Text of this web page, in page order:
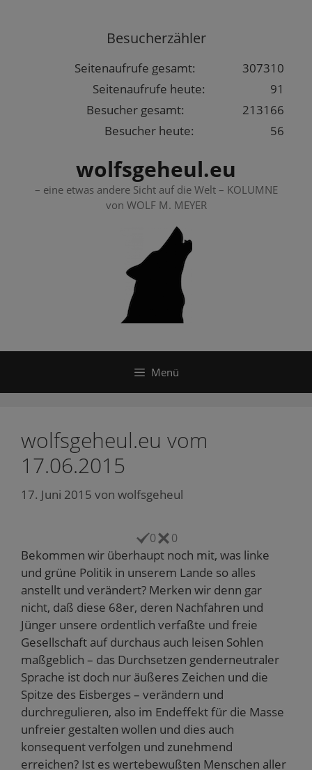
Besucherzähler
307310
Seitenaufrufe gesamt:
91
Seitenaufrufe heute:
213166
Besucher gesamt:
56
Besucher heute:
wolfsgeheul.eu
– eine etwas andere Sicht auf die Welt – KOLUMNE
von WOLF M. MEYER
Menü
wolfsgeheul.eu vom
17.06.2015
17. Juni 2015 von wolfsgeheul
0 0
Bekommen wir überhaupt noch mit, was linke
und grüne Politik in unserem Lande so alles
anstellt und verändert? Merken wir denn gar
nicht, daß diese 68er, deren Nachfahren und
Jünger unsere ordentlich verfaßte und freie
Gesellschaft auf durchaus auch leisen Sohlen
maßgeblich – das Durchsetzen genderneutraler
Sprache ist doch nur äußeres Zeichen und die
Spitze des Eisberges – verändern und
durchregulieren, also im Endeffekt für die Masse
unfreier gestalten wollen und dies auch
konsequent verfolgen und zunehmend
erreichen? Ist es wertebewußten Menschen aller